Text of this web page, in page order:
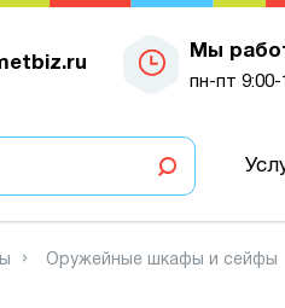
Мы
пн-пт 9:00-
Оружейные шкафы и сейфы